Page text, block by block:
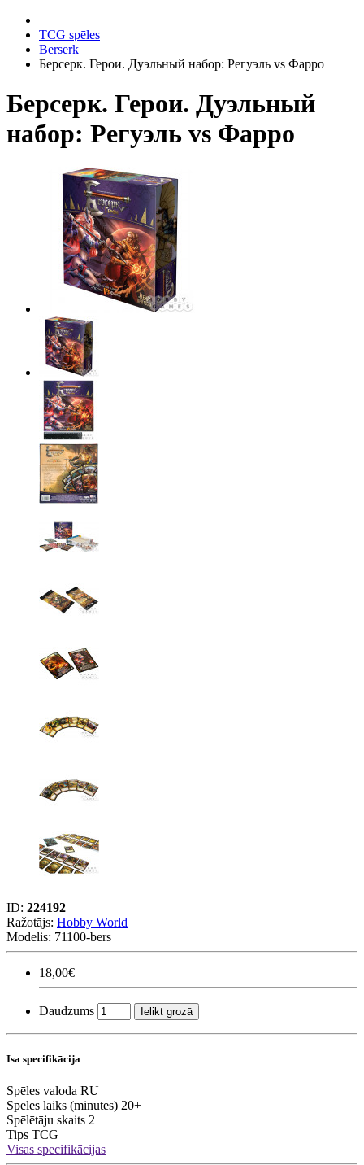
TCG spēles
Berserk
Берсерк. Герои. Дуэльный набор: Регуэль vs Фарро
Берсерк. Герои. Дуэльный
набор: Регуэль vs Фарро
ID: 224192
Ražotājs: Hobby World
Modelis: 71100-bers
18,00€
Daudzums Ielikt grozā
Īsa specifikācija
Spēles valoda RU
Spēles laiks (minūtes) 20+
Spēlētāju skaits 2
Tips TCG
Visas specifikācijas